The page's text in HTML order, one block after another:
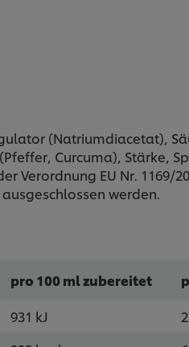
(Natriumdiacetat),
Curcuma), Stärke,
EU Nr. 1169/
werden.
pro 100 ml zubereitet
931 kJ